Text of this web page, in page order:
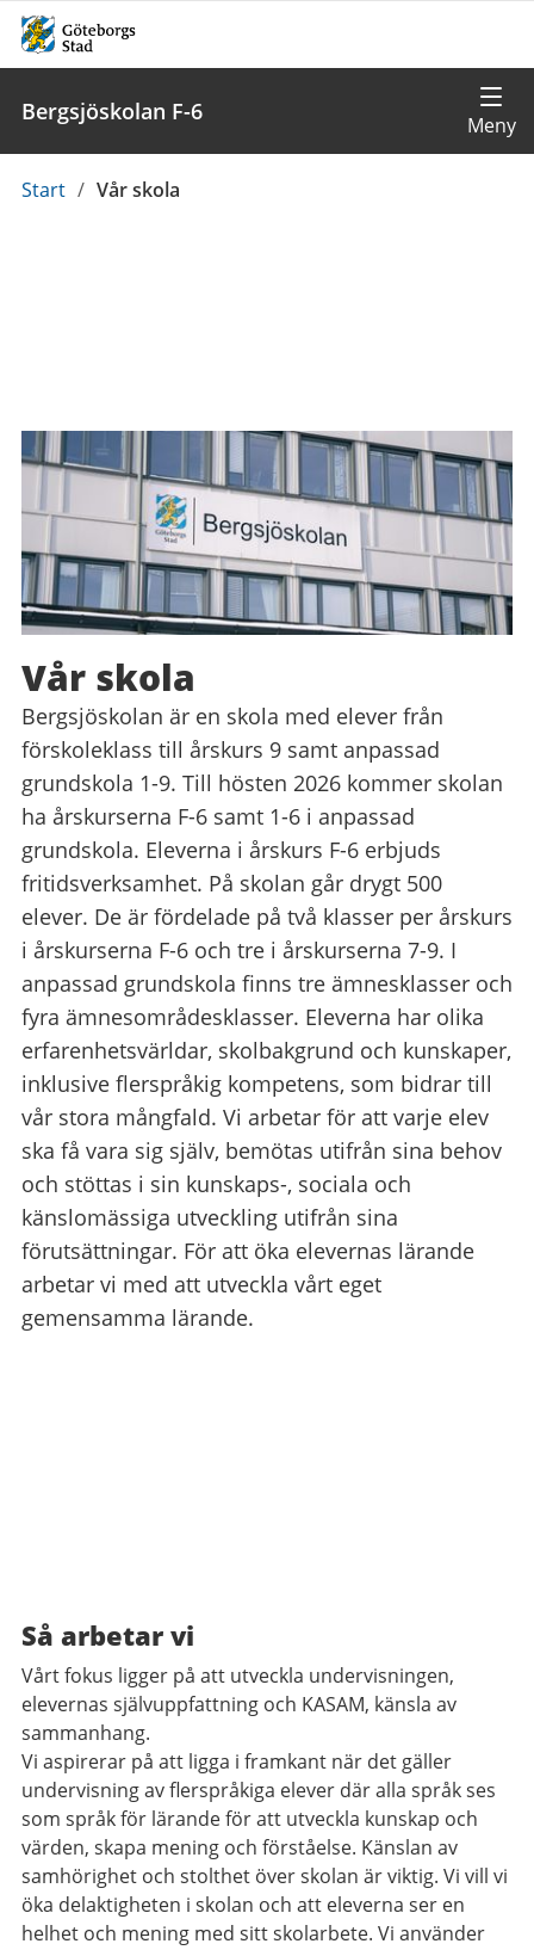
Bergsjöskolan F-6
Du
Start / Vår skola
Vår skola
Bergsjöskolan är en skola med elever från
förskoleklass till årskurs 9 samt anpassad
grundskola 1-9. Till hösten 2026 kommer skolan
ha årskurserna F-6 samt 1-6 i anpassad
grundskola. Eleverna i årskurs F-6 erbjuds
fritidsverksamhet. På skolan går drygt 500
elever. De är fördelade på två klasser per årskurs
i årskurserna F-6 och tre i årskurserna 7-9. I
anpassad grundskola finns tre ämnesklasser och
fyra ämnesområdesklasser. Eleverna har olika
erfarenhetsvärldar, skolbakgrund och kunskaper,
inklusive flerspråkig kompetens, som bidrar till
vår stora mångfald. Vi arbetar för att varje elev
ska få vara sig själv, bemötas utifrån sina behov
och stöttas i sin kunskaps-, sociala och
känslomässiga utveckling utifrån sina
förutsättningar. För att öka elevernas lärande
arbetar vi med att utveckla vårt eget
gemensamma lärande.
Så arbetar vi
Vårt fokus ligger på att utveckla undervisningen,
elevernas självuppfattning och KASAM, känsla av
sammanhang.
Vi aspirerar på att ligga i framkant när det gäller
undervisning av flerspråkiga elever där alla språk ses
som språk för lärande för att utveckla kunskap och
värden, skapa mening och förståelse. Känslan av
samhörighet och stolthet över skolan är viktig. Vi vill vi
öka delaktigheten i skolan och att eleverna ser en
helhet och mening med sitt skolarbete. Vi använder